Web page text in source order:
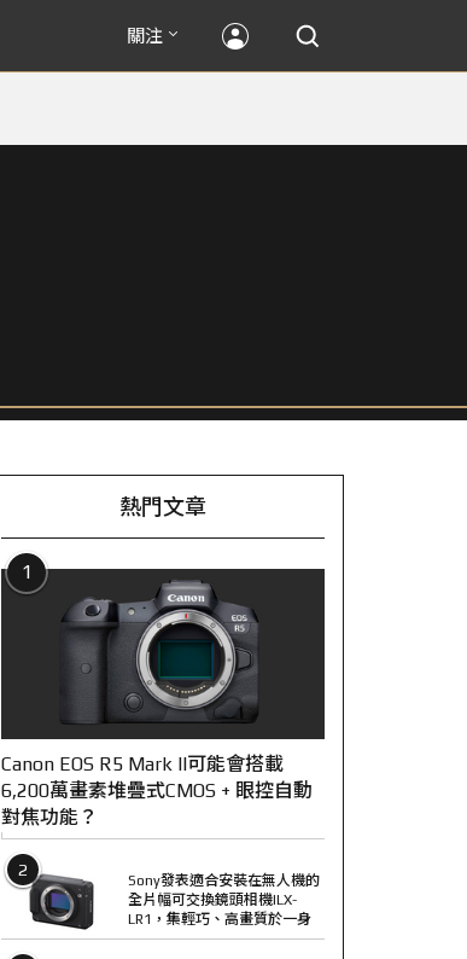
關注
熱門文章
1
Canon EOS R5 Mark II可能會搭載
6,200萬畫素堆疊式CMOS + 眼控自動
對焦功能？
2
Sony發表適合安裝在無人機的
全片幅可交換鏡頭相機ILX-
LR1，集輕巧、高畫質於一身